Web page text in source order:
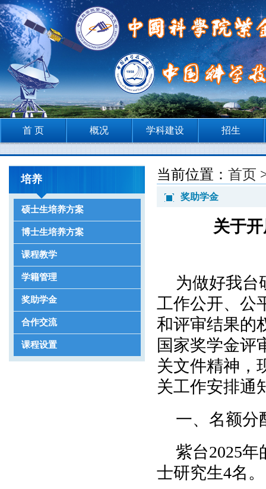
首 页 概况 学科建设 招生
培养
硕士生培养方案
博士生培养方案
课程教学
学籍管理
奖助学金
合作交流
课程设置
当前位置： 首页
奖助学金
关于
为做好我台
工作公开、公
和评审结果的
国家奖学金评
关文件精神，
关工作安排通
一、名额分
紫台2025
士研究生4名。